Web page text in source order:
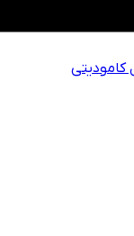
کامودیتی